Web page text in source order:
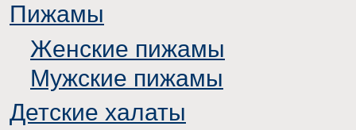
Пижамы
Женские пижамы
Мужские пижамы
Детские халаты